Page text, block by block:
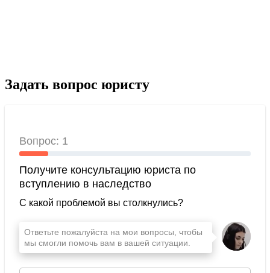
Задать вопрос юристу